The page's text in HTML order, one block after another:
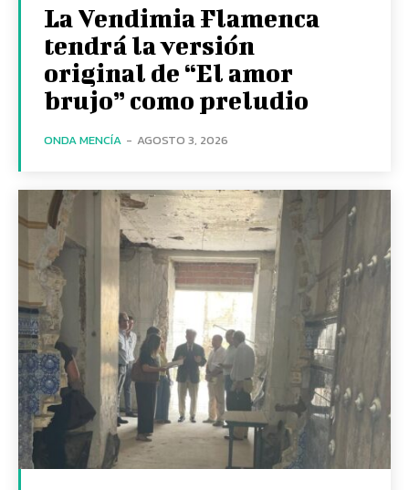
La Vendimia Flamenca
tendrá la versión
original de “El amor
brujo” como preludio
ONDA MENCÍA - AGOSTO 3, 2026